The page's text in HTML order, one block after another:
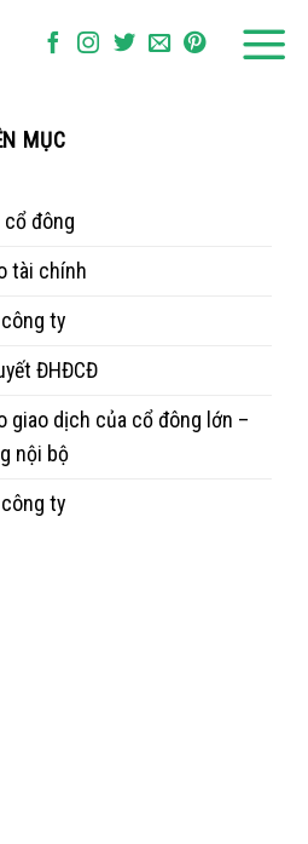
MỤC
cổ đông
tài chính
ty
ĐHĐCĐ
giao dịch của cổ đông lớn –
nội bộ
ty